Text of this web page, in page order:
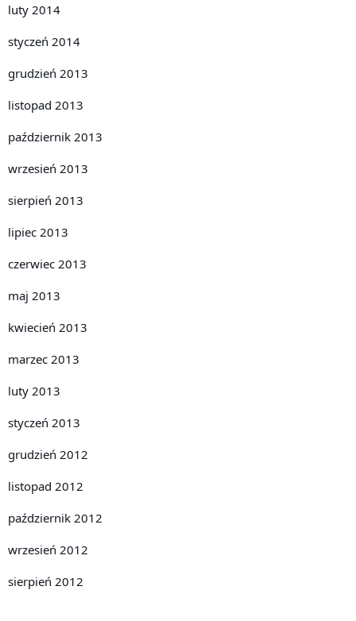
luty 2014
styczeń 2014
grudzień 2013
listopad 2013
październik 2013
wrzesień 2013
sierpień 2013
lipiec 2013
czerwiec 2013
maj 2013
kwiecień 2013
marzec 2013
luty 2013
styczeń 2013
grudzień 2012
listopad 2012
październik 2012
wrzesień 2012
sierpień 2012